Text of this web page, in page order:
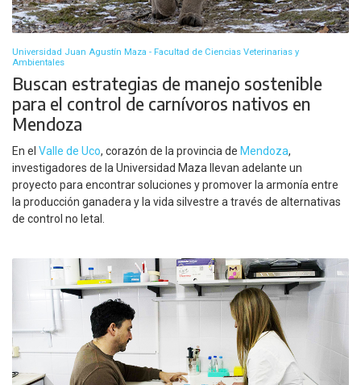
Universidad Juan Agustín Maza - Facultad de Ciencias Veterinarias y
Ambientales
Buscan estrategias de manejo sostenible
para el control de carnívoros nativos en
Mendoza
En el Valle de Uco, corazón de la provincia de Mendoza,
investigadores de la Universidad Maza llevan adelante un
proyecto para encontrar soluciones y promover la armonía entre
la producción ganadera y la vida silvestre a través de alternativas
de control no letal.